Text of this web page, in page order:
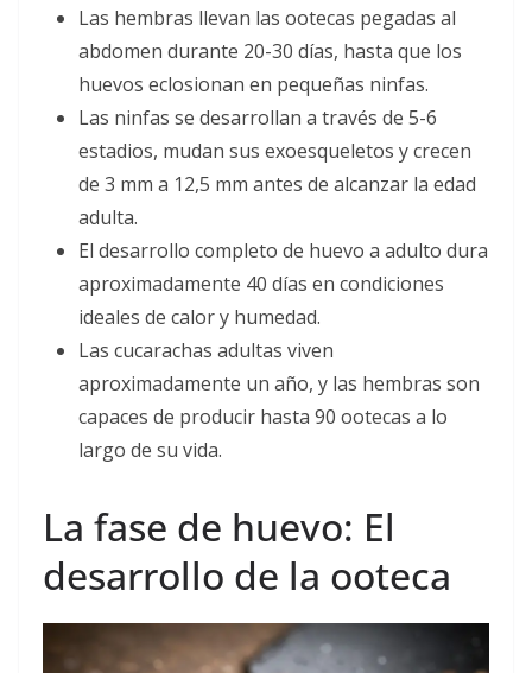
Las hembras llevan las ootecas pegadas al
abdomen durante 20-30 días, hasta que los
huevos eclosionan en pequeñas ninfas.
Las ninfas se desarrollan a través de 5-6
estadios, mudan sus exoesqueletos y crecen
de 3 mm a 12,5 mm antes de alcanzar la edad
adulta.
El desarrollo completo de huevo a adulto dura
aproximadamente 40 días en condiciones
ideales de calor y humedad.
Las cucarachas adultas viven
aproximadamente un año, y las hembras son
capaces de producir hasta 90 ootecas a lo
largo de su vida.
La fase de huevo: El
desarrollo de la ooteca